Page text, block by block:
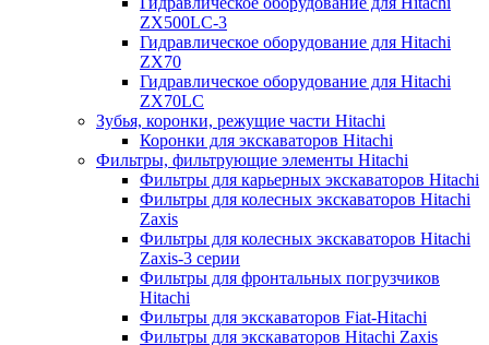
ZX500LC-3
Гидравлическое оборудование для Hitachi
ZX70
Гидравлическое оборудование для Hitachi
ZX70LC
Зубья, коронки, режущие части Hitachi
Коронки для экскаваторов Hitachi
Фильтры, фильтрующие элементы Hitachi
Фильтры для карьерных экскаваторов Hitachi
Фильтры для колесных экскаваторов Hitachi
Zaxis
Фильтры для колесных экскаваторов Hitachi
Zaxis-3 серии
Фильтры для фронтальных погрузчиков
Hitachi
Фильтры для экскаваторов Fiat-Hitachi
Фильтры для экскаваторов Hitachi Zaxis